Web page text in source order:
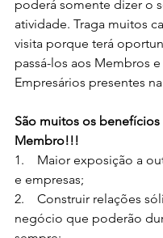
poderá somente dizer o
atividade. Traga muitos
visita porque terá
passá-los aos Membros
Empresários presentes
São muitos os benefícios
Membro!!!
1.    Maior exposição a
e empresas;
2.    Construir relações
negócio que poderão